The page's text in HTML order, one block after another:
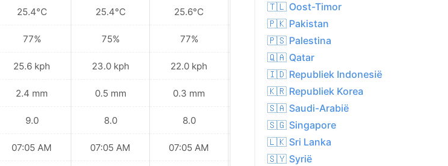
25.4°C
77%
25.6 kph
2.4 mm
9.0
07:05 AM
25.4°C
75%
23.0 kph
0.5 mm
8.0
07:05 AM
25.6°C
77%
22.0 kph
0.3 mm
8.0
07:05 AM
25.4°C
78%
19.8 kph
2.5 mm
8.0
07:05 AM
🇹🇱 Oost-Timor
🇵🇰 Pakistan
🇵🇸 Palestina
🇶🇦 Qatar
🇮🇩 Republiek Indonesië
🇰🇷 Republiek Korea
🇸🇦 Saudi-Arabië
🇸🇬 Singapore
🇱🇰 Sri Lanka
🇸🇾 Syrië